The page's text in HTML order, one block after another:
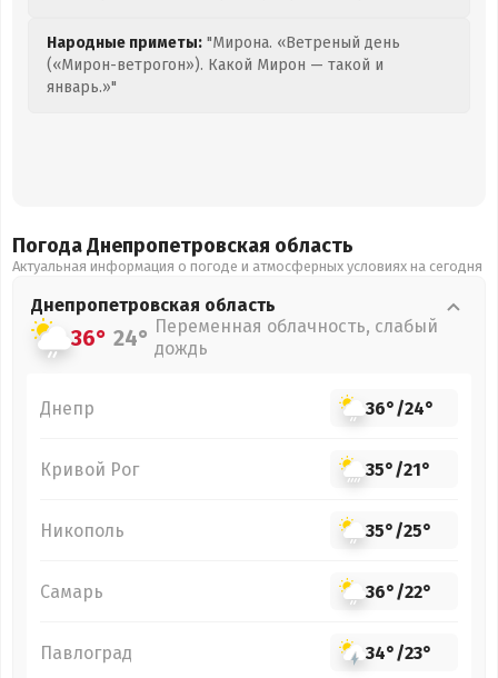
Народные приметы: "Мирона. «Ветреный день
(«Мирон-ветрогон»). Какой Мирон — такой и
январь.»"
Погода Днепропетровская область
Актуальная информация о погоде и атмосферных условиях на сегодня
Днепропетровская область
36° 24° Переменная облачность, слабый
дождь
Днепр 36°/24°
Кривой Рог 35°/21°
Никополь 35°/25°
Самарь 36°/22°
Павлоград 34°/23°